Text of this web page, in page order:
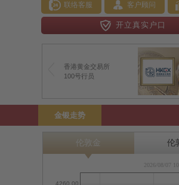
联络客服 客户顾问
开立真实户口
香港黄金交易所
100号行员
金银走势